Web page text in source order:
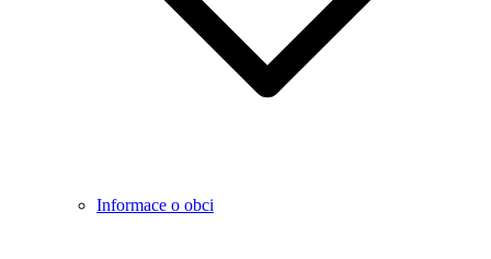
Informace o obci